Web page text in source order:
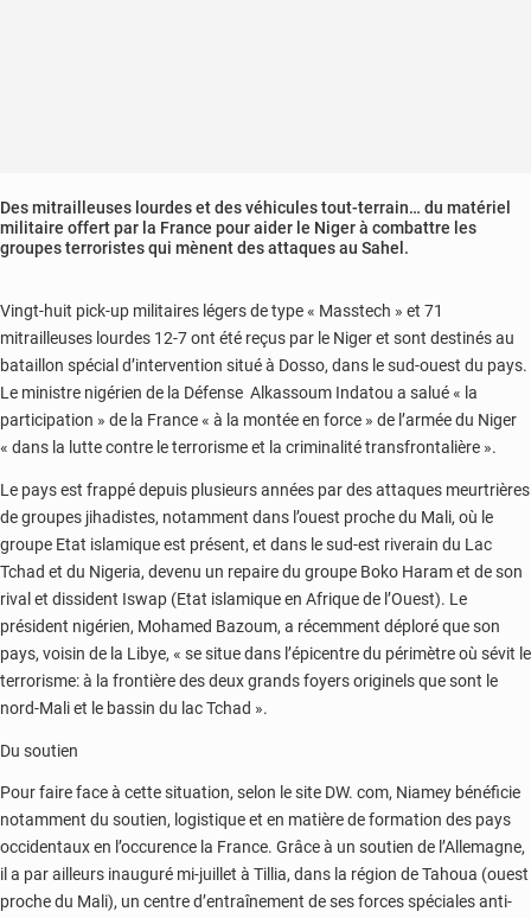
Des mitrailleuses lourdes et des véhicules tout-terrain… du matériel
militaire offert par la France pour aider le Niger à combattre les
groupes terroristes qui mènent des attaques au Sahel.
Vingt-huit pick-up militaires légers de type « Masstech » et 71
mitrailleuses lourdes 12-7 ont été reçus par le Niger et sont destinés au
bataillon spécial d’intervention situé à Dosso, dans le sud-ouest du pays.
Le ministre nigérien de la Défense Alkassoum Indatou a salué « la
participation » de la France « à la montée en force » de l’armée du Niger
« dans la lutte contre le terrorisme et la criminalité transfrontalière ».
Le pays est frappé depuis plusieurs années par des attaques meurtrières
de groupes jihadistes, notamment dans l’ouest proche du Mali, où le
groupe Etat islamique est présent, et dans le sud-est riverain du Lac
Tchad et du Nigeria, devenu un repaire du groupe Boko Haram et de son
rival et dissident Iswap (Etat islamique en Afrique de l’Ouest). Le
président nigérien, Mohamed Bazoum, a récemment déploré que son
pays, voisin de la Libye, « se situe dans l’épicentre du périmètre où sévit le
terrorisme: à la frontière des deux grands foyers originels que sont le
nord-Mali et le bassin du lac Tchad ».
Du soutien
Pour faire face à cette situation, selon le site DW. com, Niamey bénéficie
notamment du soutien, logistique et en matière de formation des pays
occidentaux en l’occurence la France. Grâce à un soutien de l’Allemagne,
il a par ailleurs inauguré mi-juillet à Tillia, dans la région de Tahoua (ouest
proche du Mali), un centre d’entraînement de ses forces spéciales anti-